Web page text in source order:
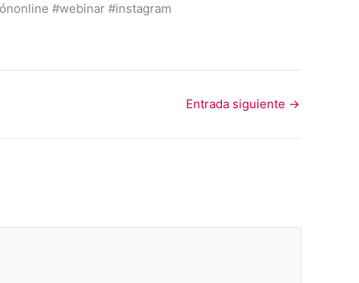
#webinar #instagram
Entrada siguiente →